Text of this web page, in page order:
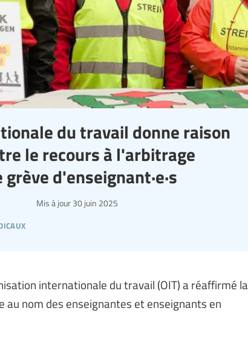
du travail donne raison
le recours à l'arbitrage
d'enseignant·e·s
Mis à jour 30 juin 2025
internationale du travail (OIT) a réaffirmé la
nom des enseignantes et enseignants en